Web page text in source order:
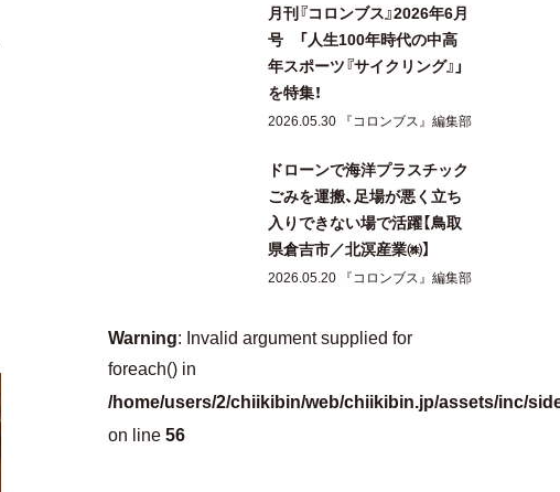
月刊『コロンブス』2026年6月
号 「人生100年時代の中高
年スポーツ『サイクリング』」
を特集！
2026.05.30 『コロンブス』編集部
ドローンで海洋プラスチック
ごみを運搬、足場が悪く立ち
入りできない場で活躍【鳥取
県倉吉市／北溟産業㈱】
2026.05.20 『コロンブス』編集部
Warning: Invalid argument supplied for
foreach() in
/home/users/2/chiikibin/web/chiikibin.jp/assets/inc/
on line 56